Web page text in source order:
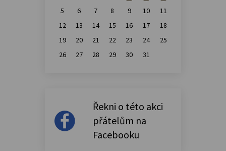
5
6 7 8 9 10
11
12
13 14 15 16 17
18
19
20 21 22 23 24
25
26
27 28 29 30 31
Řekni o této akci
přátelům na
Facebooku